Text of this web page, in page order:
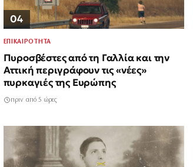
04
ΕΠΙΚΑΙΡΟΤΗΤΑ
Πυροσβέστες από τη Γαλλία και την
Αττική περιγράφουν τις «νέες»
πυρκαγιές της Ευρώπης
πριν από 5 ώρες